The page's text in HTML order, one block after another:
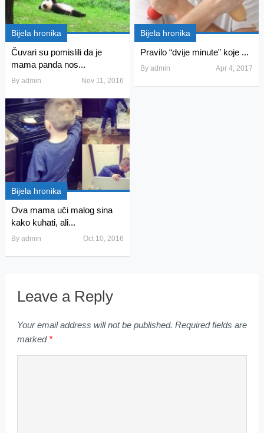
Bijela hronika
Čuvari su pomislili da je
mama panda nos...
By admin Nov 11, 2016
Bijela hronika
Pravilo “dvije minute” koje ...
Byadmin Apr 4, 2017
Bijela hronika
Ova mama uči malog sina
kako kuhati, ali...
By admin Oct 10, 2016
Leave a Reply
Your email address will not be published. Required fields are
marked *